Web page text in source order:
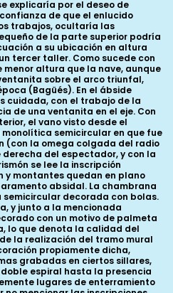
explicaría por el deseo de
de que el enlucido
trabajos, ocultaría las
de la parte superior podría
a su ubicación en altura
tercer taller. Como sucede con
altura que la nave, aunque
sobre el arco triunfal,
(Bagüés). En el ábside
cuidada, con el trabajo de la
de una ventanita en el eje. Con
el vano visto desde el
semicircular en que fue
(con la omega colgada del radio
del espectador, y con la
se lee la inscripción
y montantes quedan en plano
absidal. La chambrana
decorada con bolas.
y junto a la mencionada
con un motivo de palmeta
lo que denota la calidad del
la realización del tramo mural
propiamente dicha,
grabadas en ciertos sillares,
espiral hasta la presencia
lugares de enterramiento